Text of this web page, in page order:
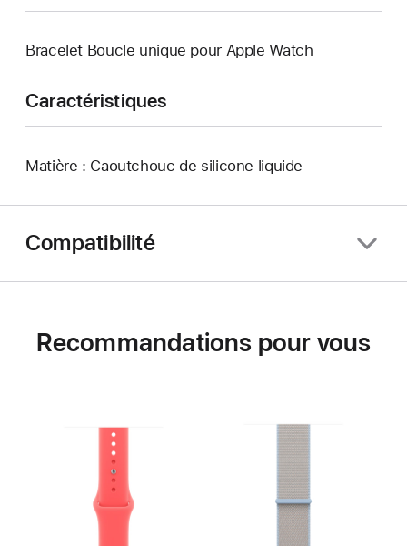
Bracelet Boucle unique pour Apple Watch
Caractéristiques
Matière : Caoutchouc de silicone liquide
Compatibilité
Recommandations pour vous